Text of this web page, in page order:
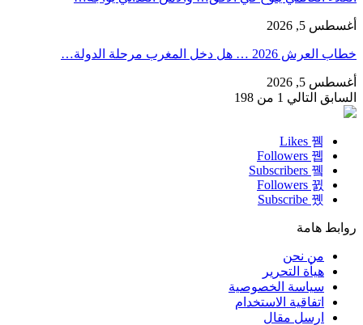
أغسطس 5, 2026
خطاب العرش 2026 … هل دخل المغرب مرحلة الدولة…
أغسطس 5, 2026
السابق التالي 1 من 198
روابط هامة
من نحن
هيأة التحرير
سياسة الخصوصية
اتفاقية الاستخدام
ارسل مقال